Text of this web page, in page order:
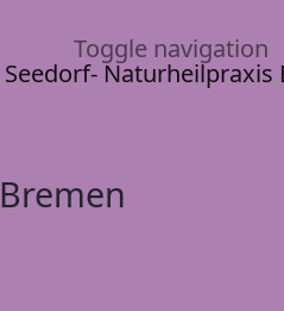
Toggle navigation